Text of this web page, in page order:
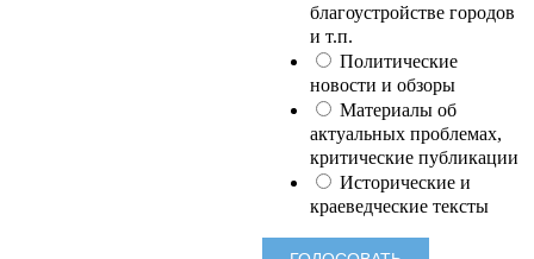
благоустройстве городов
и т.п.
Политические
новости и обзоры
Материалы об
актуальных проблемах,
критические публикации
Исторические и
краеведческие тексты